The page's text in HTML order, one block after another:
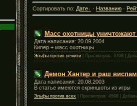
Сортировать по: Дате · Названию ·
Масс охотницы уничтожают
Дата написания: 20.09.2004
Кипер + масс охотницы
Эльфы против нежити | Просмотров: 3708 |
Демон Хантер и раш
Дата написания: 20.08.2003
В статье имеются скриншоты из игры
Эльфы против всех | Просмотров: 4598 |